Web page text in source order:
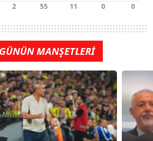
GÜNÜN MANŞETLERİ